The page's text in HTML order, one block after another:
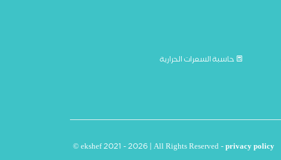
حاسبة السعرات الحرارية
© ekshef 2021 - 2026 | All Rights Reserved -privacy policy